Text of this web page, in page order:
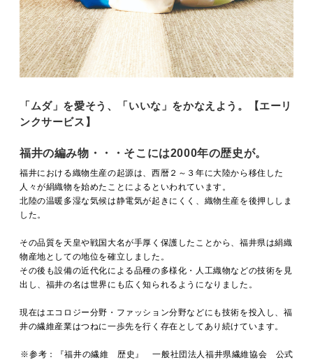
MOVIE
ACCESS / STAY
CONTACT
「ムダ」を愛そう、「いいな」をかなえよう。【エーリ
ンクサービス】
福井の編み物・・・そこには2000年の歴史が。
福井における織物生産の起源は、西暦２～３年に大陸から移住した
人々が絹織物を始めたことによるといわれています。
北陸の温暖多湿な気候は静電気が起きにくく、織物生産を後押ししま
した。
その品質を天皇や戦国大名が手厚く保護したことから、福井県は絹織
物産地としての地位を確立しました。
その後も設備の近代化による品種の多様化・人工織物などの技術を見
出し、福井の名は世界にも広く知られるようになりました。
現在はエコロジー分野・ファッション分野などにも技術を投入し、福
井の繊維産業はつねに一歩先を行く存在としてあり続けています。
※参考：『福井の繊維 歴史』 一般社団法人福井県繊維協会 公式